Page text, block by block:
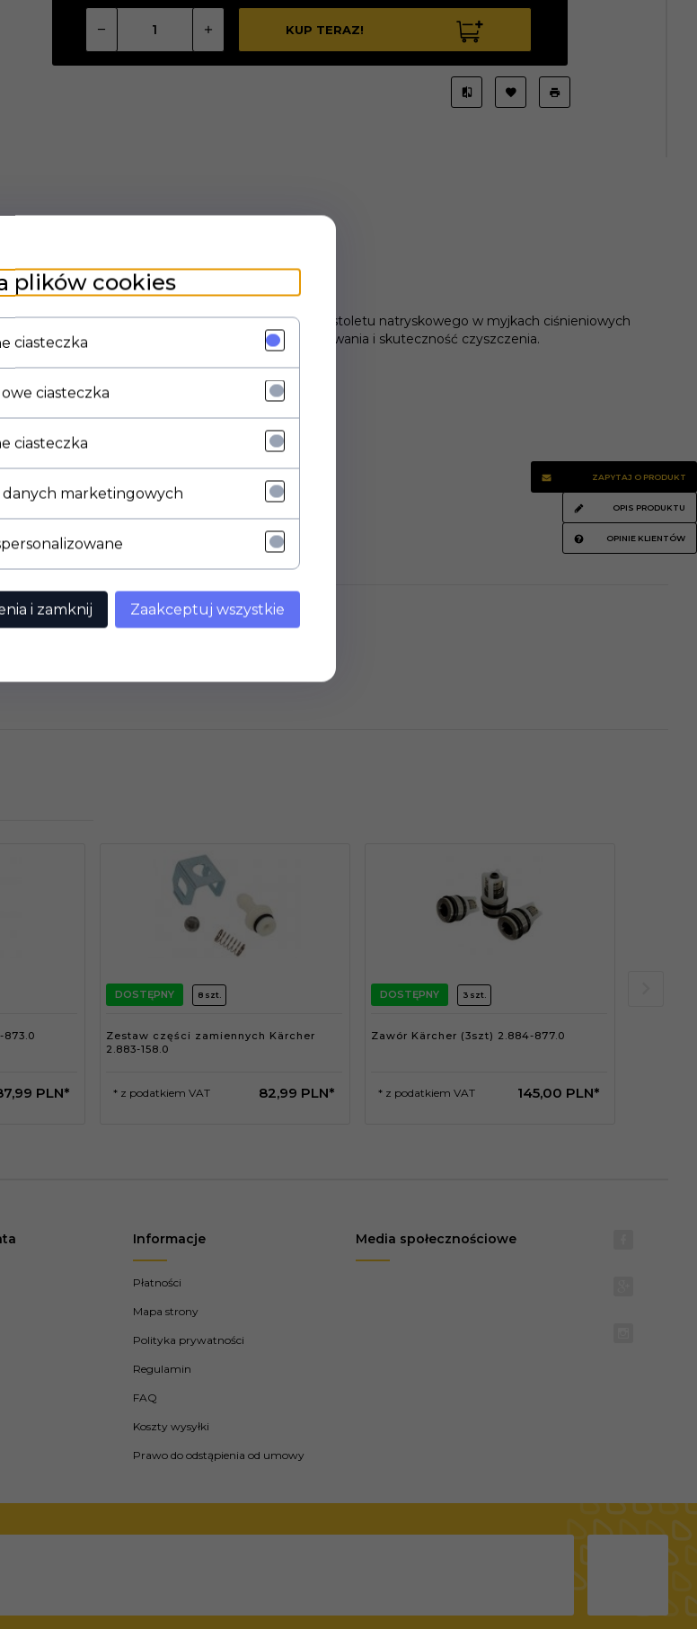
KUP TERAZ!
ZAPYTAJ O PRODUKT
OPIS PRODUKTU
OPINIE KLIENTÓW
w Twojej myjce
część, która odpowiada za prawidłowe działanie pistoletu natryskowego w myjkach ciśnieniowych
pracy, co bezpośrednio wpływa na komfort użytkowania i skuteczność czyszczenia.
i bezproblemowej wymiany.
99 PLN*
DOSTĘPNY 8 szt.
Zestaw części zamiennych Kärcher
2.883-158.0
82,99 PLN*
* z podatkiem VAT
DOSTĘPNY 3 szt.
Zawór Kärcher (3szt) 2.884-877.0
145,00 PLN*
* z podatkiem VAT
Informacje
Płatności
Mapa strony
Polityka prywatności
Regulamin
FAQ
Koszty wysyłki
Prawo do odstąpienia od umowy
Media społecznościowe
plików cookies
ciasteczka
ciasteczka
ciasteczka
danych marketingowych
i zamknij Zaakceptuj wszystkie